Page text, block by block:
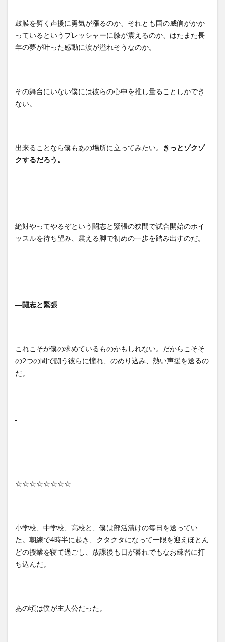
鼓膜を劈く声援に勇気が漲るのか、それとも国の威信がかか
っているというプレッシャーに膝が震えるのか、はたまた長
年の夢が叶った感動に涙が溢れそうなのか。
その舞台にいない僕には彼らの心中を推し量ることしかでき
ない。
出来ることなら僕もあの場所に立ってみたい。
きっとゾクゾ
クするだろう。
絶対やってやるぞという闘志と緊張の狭間で試合開始のホイ
ッスルを待ち望み、震える脚で初めの一歩を踏み出すのだ。
―闘志と緊張
これこそが僕の求めているものかもしれない。だからこそそ
の2つの間で闘う彼らに憧れ、のめり込み、熱い声援を送るの
だ。
☆☆☆☆☆☆☆☆
小学校、中学校、高校と、僕は部活漬けの毎日を送ってい
た。朝練で4時半に起き、クタクタになって一限を迎えほとん
どの授業を寝て過ごし、放課後も日が暮れでもなお練習に打
ち込んだ。
あの頃は僕が主人公だった。